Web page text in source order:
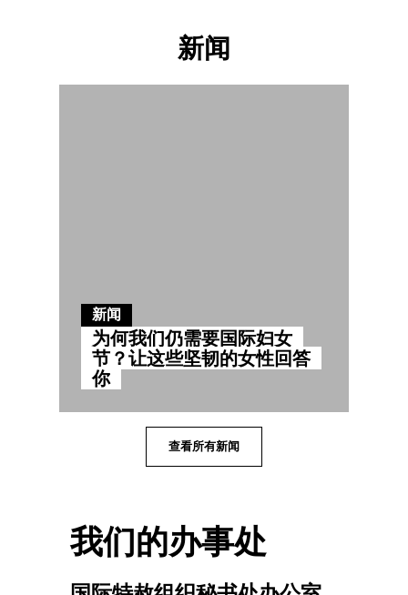
新闻
新闻
为何我们仍需要国际妇女
节？让这些坚韧的女性回答
你
查看所有新闻
我们的办事处